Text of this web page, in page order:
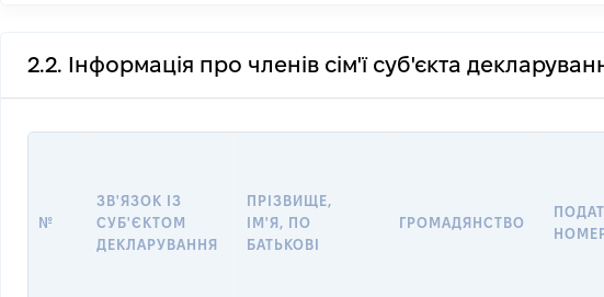
2.2. Інформація про членів сім'ї суб'єкта
№
ЗВ'ЯЗОК ІЗ
СУБ'ЄКТОМ
ДЕКЛАРУВАННЯ
ПРІЗВИЩЕ,
ІМ'Я, ПО
БАТЬКОВІ
ГРОМАДЯНСТВО